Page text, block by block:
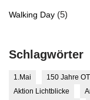
Walking Day (5)
Schlagwörter
1.Mai 150 Jahre
Aktion Lichtblicke